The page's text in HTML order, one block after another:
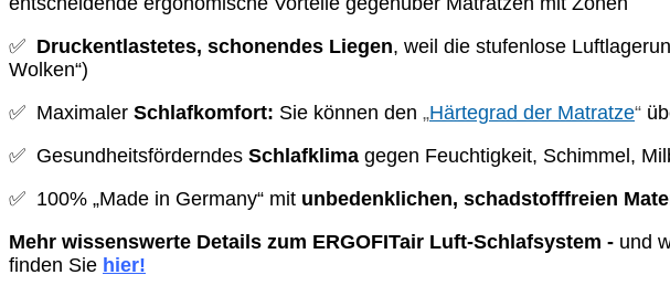
✅ Druckentlastetes, schonendes Liegen, weil die stufenlose
Wolken“)
✅ Maximaler Schlafkomfort: Sie können den „Härtegrad der Matratze“
✅ Gesundheitsförderndes Schlafklima gegen Feuchtigkeit, Schimmel,
✅ 100% „Made in Germany“ mit unbedenklichen, schadstofffreien
Mehr wissenswerte Details zum ERGOFITair Luft-Schlafsystem - und
finden Sie hier!